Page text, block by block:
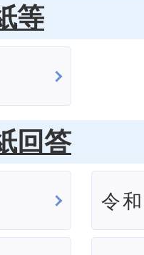
等
回答
令